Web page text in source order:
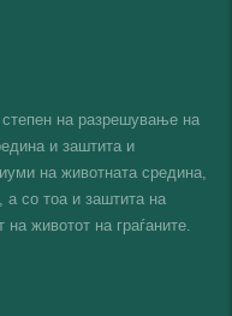
на разрешување на
и заштита и
на животната средина,
а со тоа и заштита на
животот на граѓаните.